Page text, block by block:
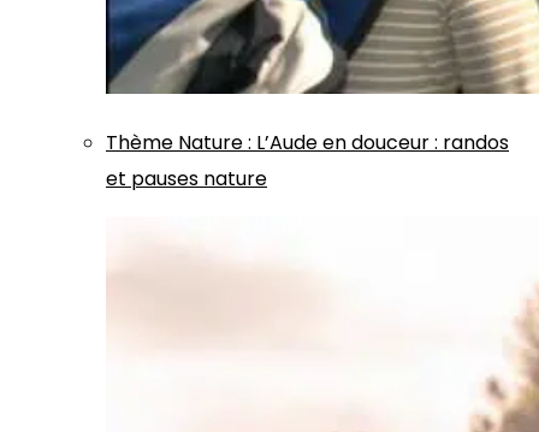
Thème Nature: L’Aude en douceur : randos
et pauses nature